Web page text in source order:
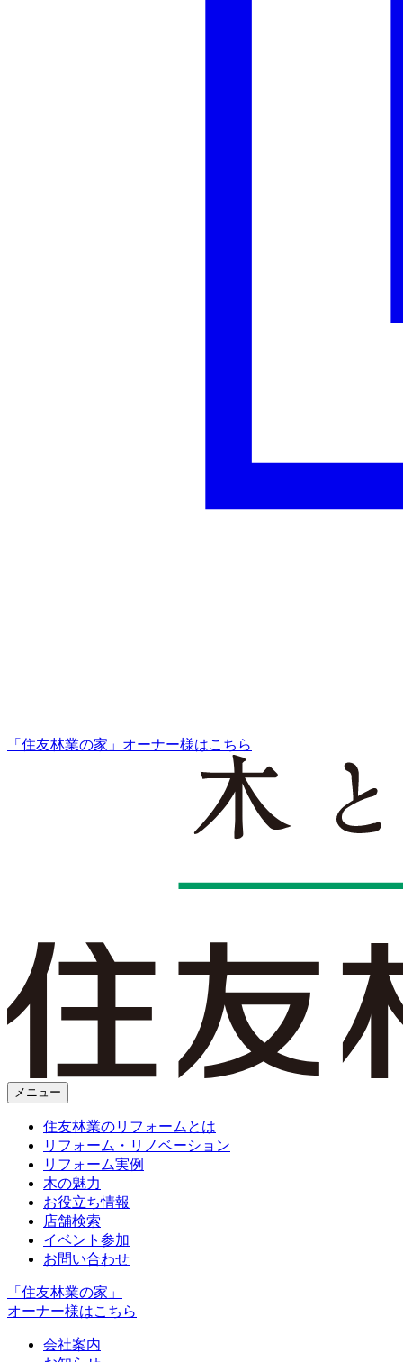
「住友林業の家」オーナー様はこちら
メニュー
住友林業のリフォームとは
リフォーム・リノベーション
リフォーム実例
木の魅力
お役立ち情報
店舗検索
イベント参加
お問い合わせ
「住友林業の家」
オーナー様はこちら
会社案内